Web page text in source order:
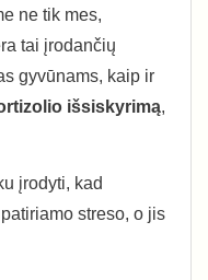
ne tik mes,
tai įrodančių
gyvūnams, kaip ir
išsiskyrimą,
įrodyti, kad
streso, o jis